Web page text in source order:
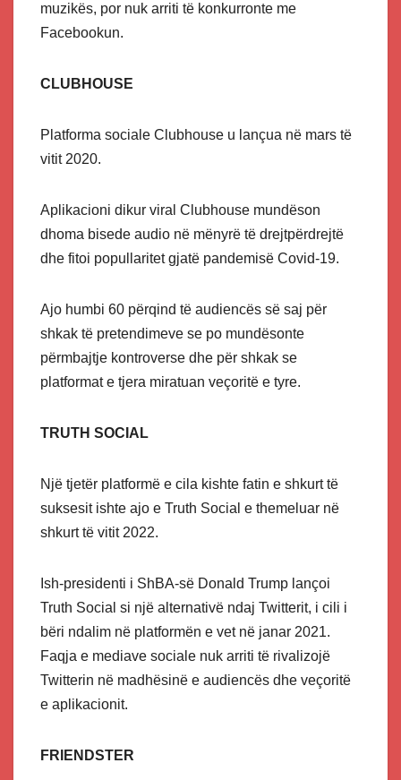
muzikës, por nuk arriti të konkurronte me
Facebookun.
CLUBHOUSE
Platforma sociale Clubhouse u lançua në mars të
vitit 2020.
Aplikacioni dikur viral Clubhouse mundëson
dhoma bisede audio në mënyrë të drejtpërdrejtë
dhe fitoi popullaritet gjatë pandemisë Covid-19.
Ajo humbi 60 përqind të audiencës së saj për
shkak të pretendimeve se po mundësonte
përmbajtje kontroverse dhe për shkak se
platformat e tjera miratuan veçoritë e tyre.
TRUTH SOCIAL
Një tjetër platformë e cila kishte fatin e shkurt të
suksesit ishte ajo e Truth Social e themeluar në
shkurt të vitit 2022.
Ish-presidenti i ShBA-së Donald Trump lançoi
Truth Social si një alternativë ndaj Twitterit, i cili i
bëri ndalim në platformën e vet në janar 2021.
Faqja e mediave sociale nuk arriti të rivalizojë
Twitterin në madhësinë e audiencës dhe veçoritë
e aplikacionit.
FRIENDSTER